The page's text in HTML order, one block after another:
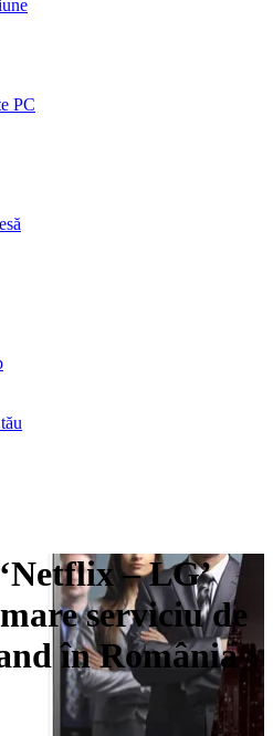
PC
– LG’
serviciu de
în România